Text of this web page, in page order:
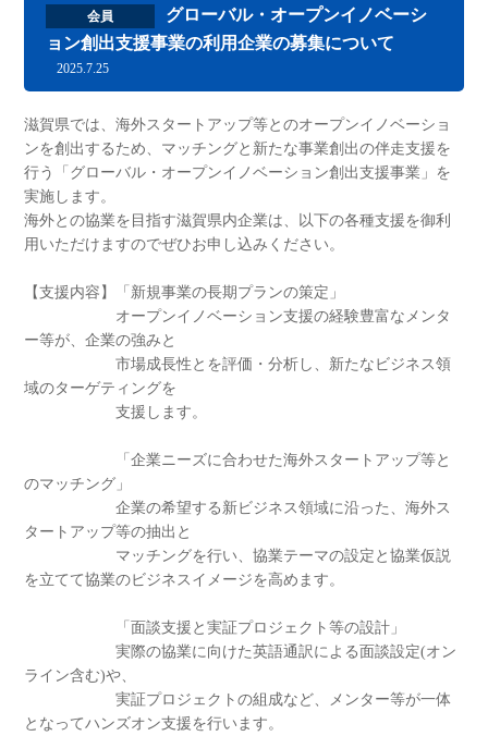
会員
グローバル・オープンイノベーシ
ョン創出支援事業の利用企業の募集について
2025.7.25
滋賀県では、海外スタートアップ等とのオープンイノベーショ
ンを創出するため、マッチングと新たな事業創出の伴走支援を
行う「グローバル・オープンイノベーション創出支援事業」を
実施します。
海外との協業を目指す滋賀県内企業は、以下の各種支援を御利
用いただけますのでぜひお申し込みください。
【支援内容】「新規事業の長期プランの策定」
オープンイノベーション支援の経験豊富なメンタ
ー等が、企業の強みと
市場成長性とを評価・分析し、新たなビジネス領
域のターゲティングを
支援します。
「企業ニーズに合わせた海外スタートアップ等と
のマッチング」
企業の希望する新ビジネス領域に沿った、海外ス
タートアップ等の抽出と
マッチングを行い、協業テーマの設定と協業仮説
を立てて協業のビジネスイメージを高めます。
「面談支援と実証プロジェクト等の設計」
実際の協業に向けた英語通訳による面談設定(オン
ライン含む)や、
実証プロジェクトの組成など、メンター等が一体
となってハンズオン支援を行います。